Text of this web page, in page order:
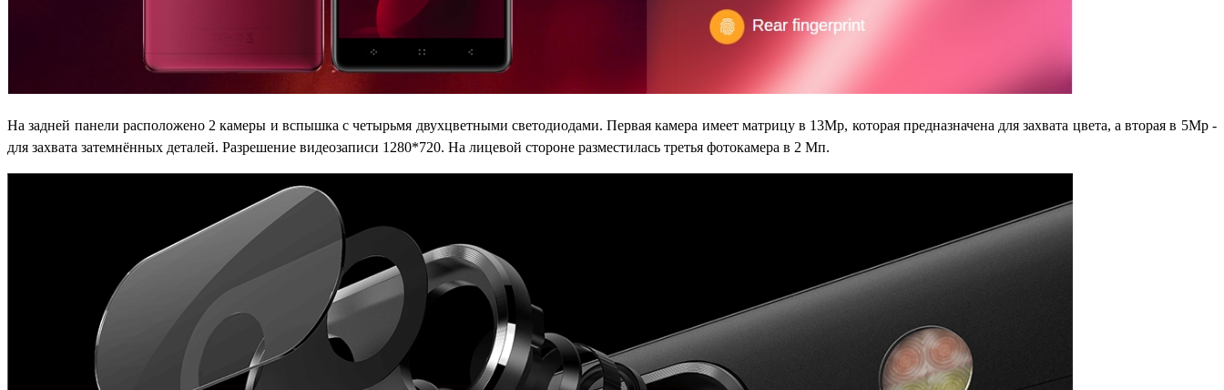
На задней панели расположено 2 камеры и вспышка с четырьмя двухцветными светодиодами. Первая камера имеет матрицу в 13Mp, которая предназначена для захвата цвета, а вторая в 5Mp -
для захвата затемнённых деталей. Разрешение видеозаписи 1280*720. На лицевой стороне разместилась третья фотокамера в 2 Мп.